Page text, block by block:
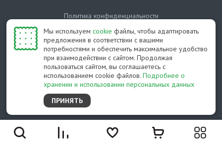
Мы используем cookie файлы, чтобы адаптировать
предложения в соответствии с вашими
потребностями и обеспечить максимальное удобство
при взаимодействии с сайтом. Продолжая
пользоваться сайтом, вы соглашаетесь с
использованием cookie файлов. Подробнее о
хранении и использовании персональных данных
ПРИНЯТЬ
© Протепло-СПб, 2011-2026
Политика конфиденциальности
Карта сайта
Разработано студией Feel Good St